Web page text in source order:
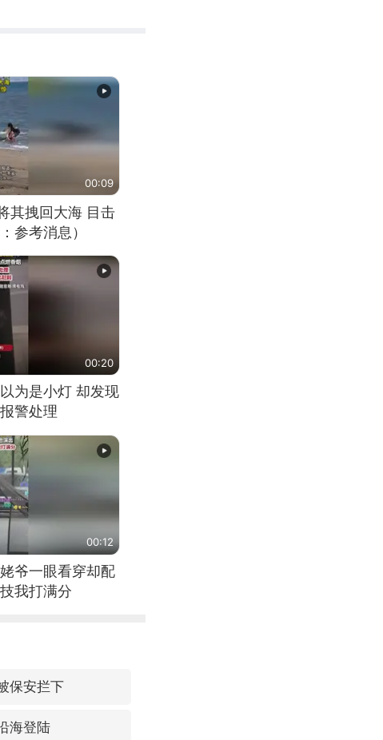
00:09
其拽回大海 目击
参考消息）
00:20
为是小灯 却发现
警处理
00:12
爷一眼看穿却配
我打满分
保安拦下
海登陆